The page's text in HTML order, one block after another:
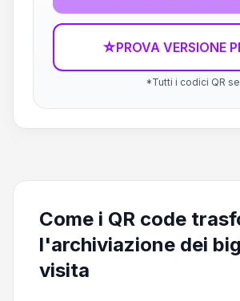
☆PROVA VERSIONE
*Tutti i codici QR
Come i QR code
l'archiviazione dei
visita